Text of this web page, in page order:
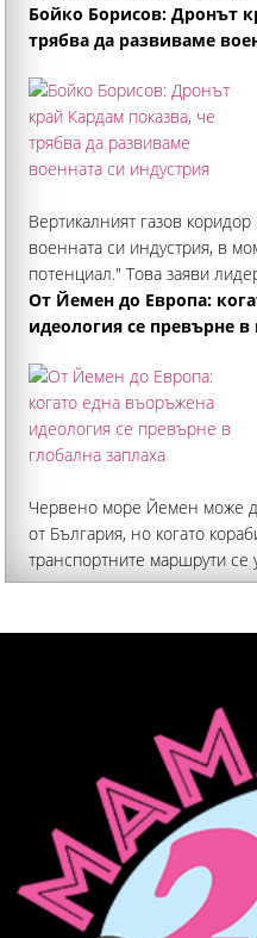
гръцката Генерална
Бойко Борисов: Дронът
трябва да развиваме
Вертикалният газов
военната си индустрия, в
потенциал." Това заяви
брифинг в Търговище във
От Йемен до Европа:
идеология се превърне в
Червено море Йемен може
от България, но когато
транспортните маршрути се
превоз, застраховане и